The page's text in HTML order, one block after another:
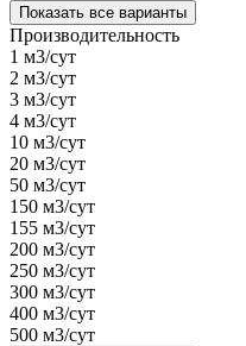
Показать все варианты
Производительность
1 м3/сут
2 м3/сут
3 м3/сут
4 м3/сут
10 м3/сут
20 м3/сут
50 м3/сут
150 м3/сут
155 м3/сут
200 м3/сут
250 м3/сут
300 м3/сут
400 м3/сут
500 м3/сут